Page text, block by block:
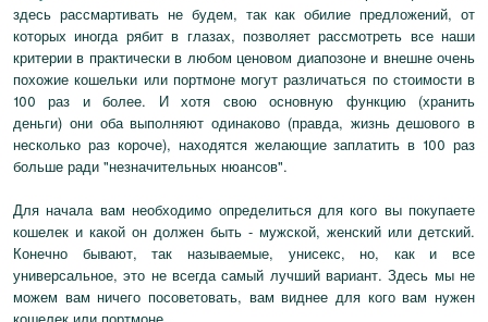
здесь рассмартивать не будем, так как обилие предложений, от
которых иногда рябит в глазах, позволяет рассмотреть все наши
критерии в практически в любом ценовом диапозоне и внешне очень
похожие кошельки или портмоне могут различаться по стоимости в
100 раз и более. И хотя свою основную функцию (хранить
деньги) они оба выполняют одинаково (правда, жизнь дешового в
несколько раз короче), находятся желающие заплатить в 100 раз
больше ради "незначительных нюансов".
Для начала вам необходимо определиться для кого вы покупаете
кошелек и какой он должен быть - мужской, женский или детский.
Конечно бывают, так называемые, унисекс, но, как и все
универсальное, это не всегда самый лучший вариант. Здесь мы не
можем вам ничего посоветовать, вам виднее для кого вам нужен